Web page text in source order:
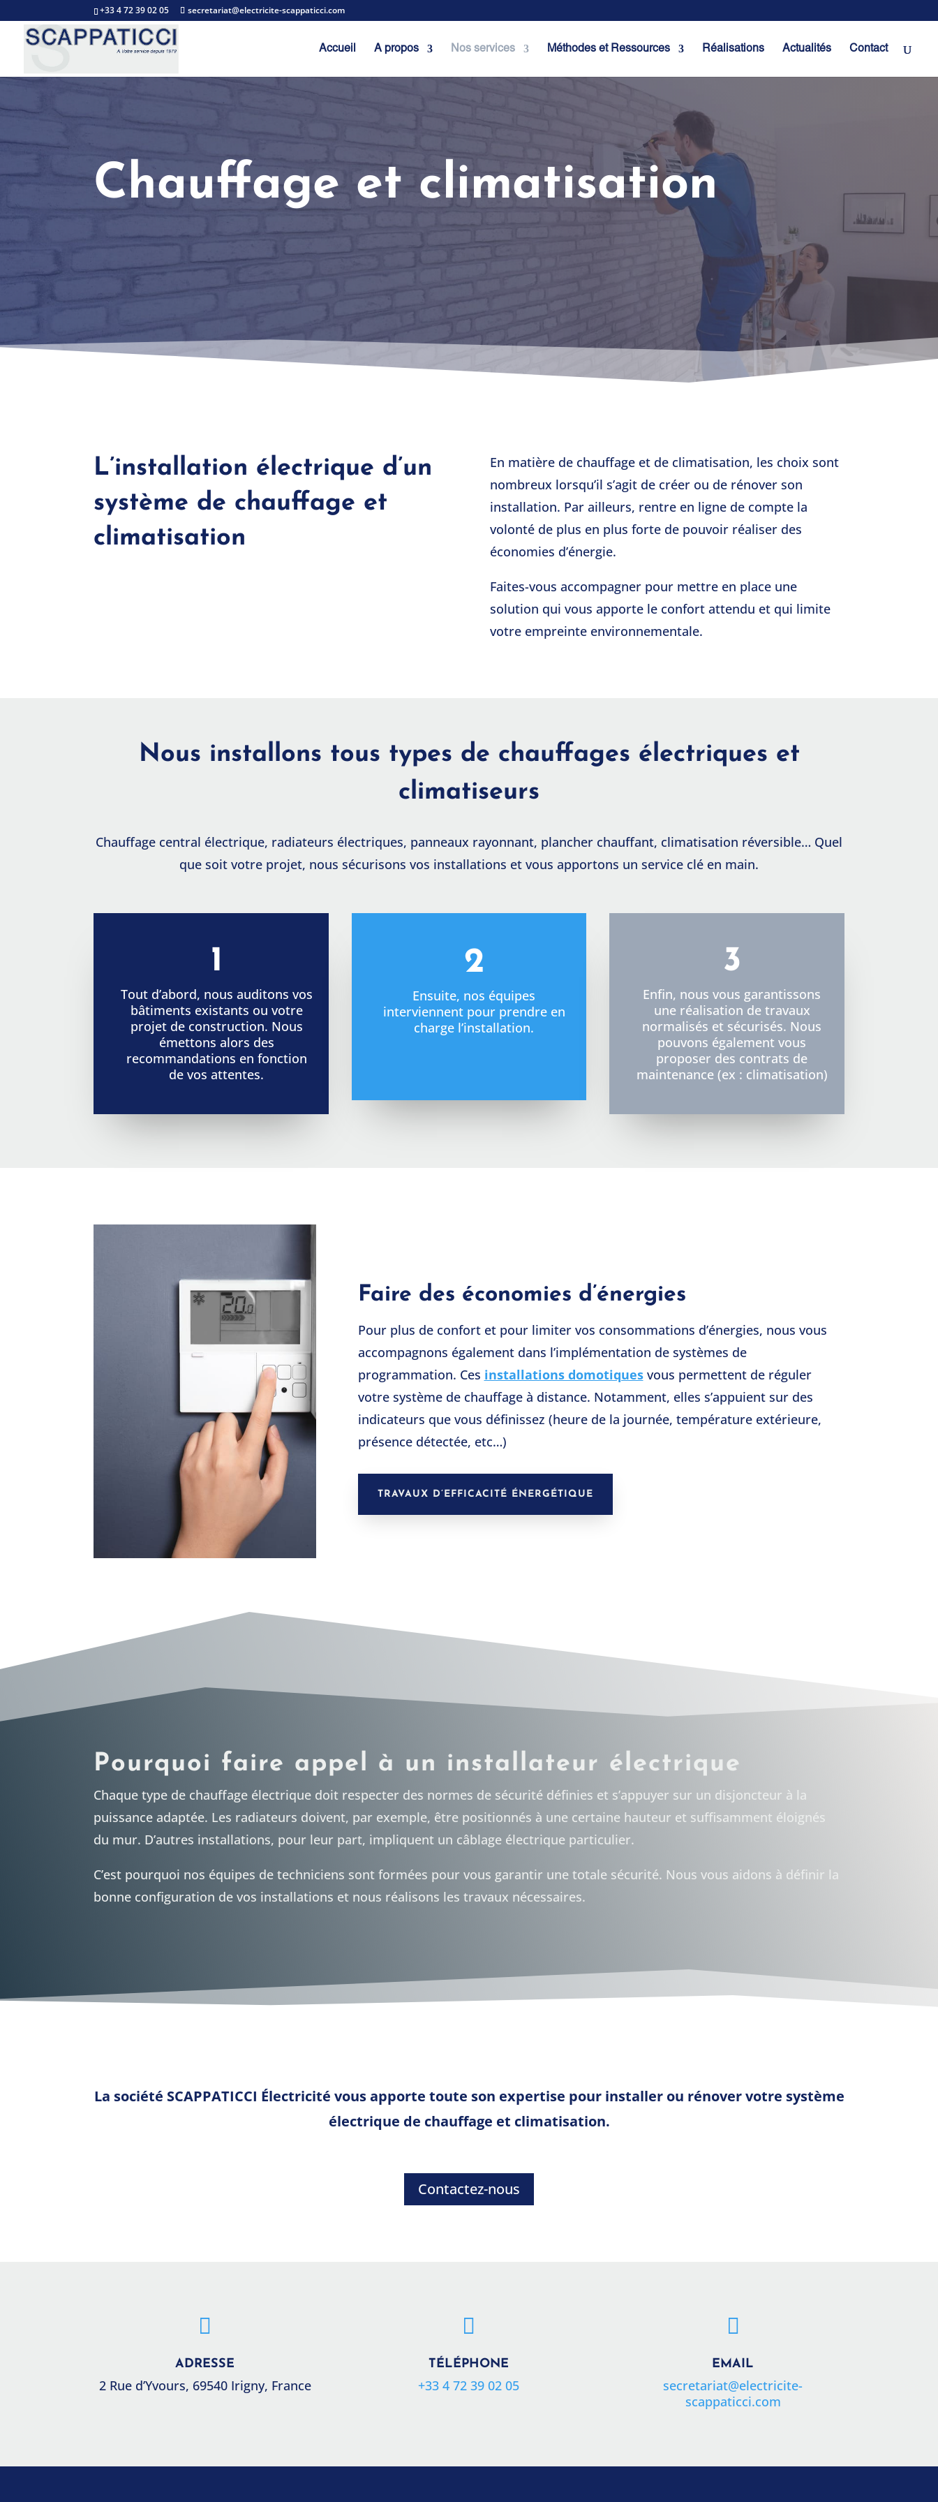
+33 4 72 39 02 05 secretariat@electricite-scappaticci.com
Accueil A propos Nos services Méthodes et Ressources Réalisations Actualités Contact
Chauffage et climatisation
L’installation électrique d’un
système de chauffage et
climatisation
En matière de chauffage et de climatisation, les choix sont
nombreux lorsqu’il s’agit de créer ou de rénover son
installation. Par ailleurs, rentre en ligne de compte la
volonté de plus en plus forte de pouvoir réaliser des
économies d’énergie.
Faites-vous accompagner pour mettre en place une
solution qui vous apporte le confort attendu et qui limite
votre empreinte environnementale.
Nous installons tous types de chauffages électriques et
climatiseurs
Chauffage central électrique, radiateurs électriques, panneaux rayonnant, plancher chauffant, climatisation réversible… Quel
que soit votre projet, nous sécurisons vos installations et vous apportons un service clé en main.
1
Tout d’abord, nous auditons vos
bâtiments existants ou votre
projet de construction. Nous
émettons alors des
recommandations en fonction
de vos attentes.
2
Ensuite, nos équipes
interviennent pour prendre en
charge l’installation.
3
Enfin, nous vous garantissons
une réalisation de travaux
normalisés et sécurisés. Nous
pouvons également vous
proposer des contrats de
maintenance (ex : climatisation)
Faire des économies d’énergies
Pour plus de confort et pour limiter vos consommations d’énergies, nous vous
accompagnons également dans l’implémentation de systèmes de
programmation. Ces installations domotiquesvous permettent de réguler
votre système de chauffage à distance. Notamment, elles s’appuient sur des
indicateurs que vous définissez (heure de la journée, température extérieure,
présence détectée, etc…)
TRAVAUX D’EFFICACITÉ ÉNERGÉTIQUE
Pourquoi faire appel à un installateur électrique
Chaque type de chauffage électrique doit respecter des normes de sécurité définies et s’appuyer sur un disjoncteur à la
puissance adaptée. Les radiateurs doivent, par exemple, être positionnés à une certaine hauteur et suffisamment éloignés
du mur. D’autres installations, pour leur part, impliquent un câblage électrique particulier.
C’est pourquoi nos équipes de techniciens sont formées pour vous garantir une totale sécurité. Nous vous aidons à définir la
bonne configuration de vos installations et nous réalisons les travaux nécessaires.
La société SCAPPATICCI Électricité vous apporte toute son expertise pour installer ou rénover votre système
électrique de chauffage et climatisation.
Contactez-nous

ADRESSE
2 Rue d’Yvours, 69540 Irigny, France

TÉLÉPHONE
+33 4 72 39 02 05

EMAIL
secretariat@electricite-
scappaticci.com